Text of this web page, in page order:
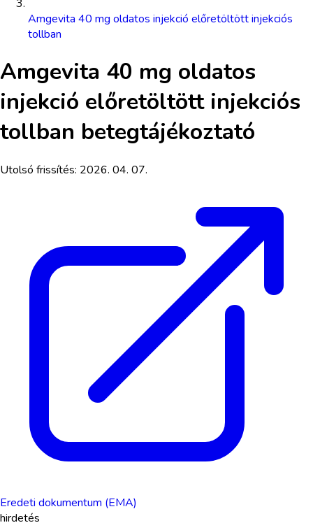
Amgevita 40 mg oldatos injekció előretöltött injekciós
tollban
Amgevita 40 mg oldatos
injekció előretöltött injekciós
tollban betegtájékoztató
Utolsó frissítés: 2026. 04. 07.
Eredeti dokumentum (EMA)
hirdetés